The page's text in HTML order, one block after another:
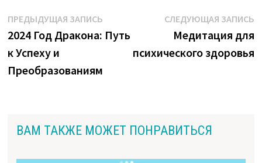
Навигация
по
записям
ПРЕДЫДУЩАЯ ЗАПИСЬПредыдущая
запись:
2024 Год Дракона: Путь
к Успеху и
Преобразованиям
СЛЕДУЮЩАЯ ЗАПИСЬ
Медитация для
психического здоровья
ВАМ ТАКЖЕ МОЖЕТ ПОНРАВИТЬСЯ